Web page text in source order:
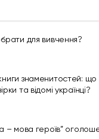
для вивчення?
знаменитостей: що
та відомі українці?
– мова героїв”